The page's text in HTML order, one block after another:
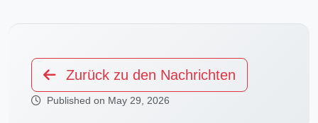
Zurück zu den Nachrichten
Published on May 29, 2026